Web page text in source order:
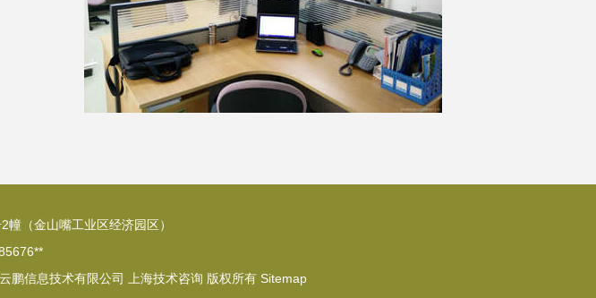
（金山嘴工业区经济园区）
云鹏信息技术有限公司 上海技术咨询 版权所有 Sitemap